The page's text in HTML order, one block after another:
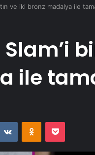
ve iki bronz madalya ile
ile
VKontakteOdnoklassniki
Pocket